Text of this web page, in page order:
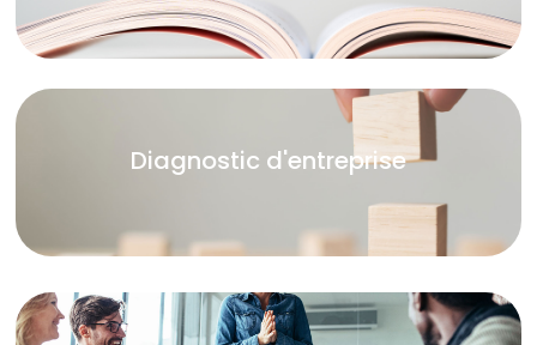
Diagnostic d'entreprise